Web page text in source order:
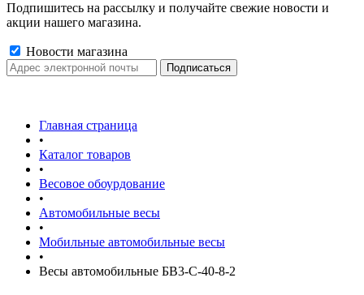
Подпишитесь на рассылку и получайте свежие новости и
акции нашего магазина.
Новости магазина
Главная страница
•
Каталог товаров
•
Весовое обоурдование
•
Автомобильные весы
•
Мобильные автомобильные весы
•
Весы автомобильные БВ3-С-40-8-2